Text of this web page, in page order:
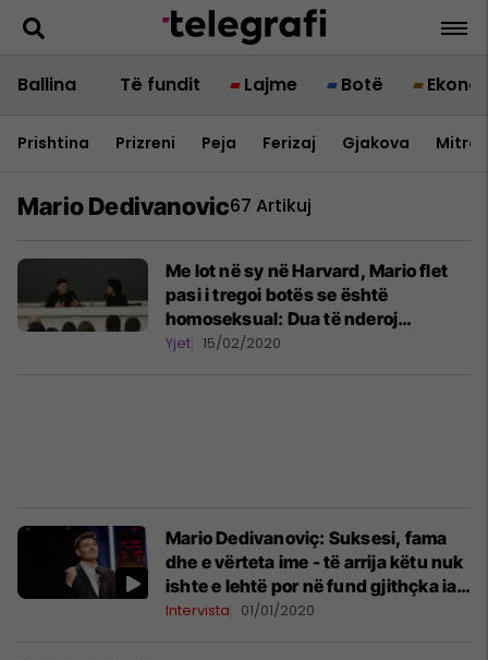
Ballina Të fundit Lajme Botë
Prishtina Prizreni Peja Ferizaj Gjakova
Mario Dedivanovic67 Artikuj
Me lot në sy në Harvard, Mario flet
pasi i tregoi botës se është
homoseksual: Dua të nderoj
shqiptarët dhe kurrë nuk kam
Yjet 15/02/2020
Mario Dedivanoviç: Suksesi, fama
dhe e vërteta ime - të arrija këtu nuk
ishte e lehtë por në fund gjithçka ia
vlejti, krenohem që jam shqiptar
Intervista 01/01/2020